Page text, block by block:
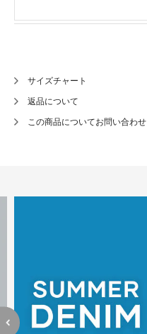
サイズチャート
返品について
この商品についてお問い合わせ